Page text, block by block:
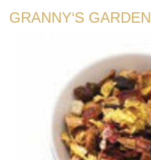
GRANNY‘S GARDEN